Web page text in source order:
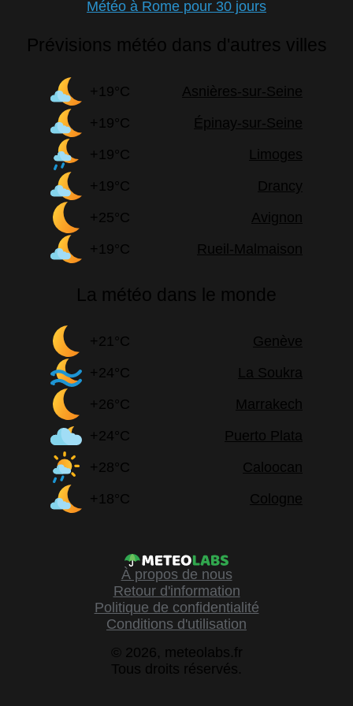
Météo à Rome pour 30 jours
Prévisions météo dans d'autres villes
+19°C
Asnières-sur-Seine
+19°C
Épinay-sur-Seine
+19°C
Limoges
+19°C
Drancy
+25°C
Avignon
+19°C
Rueil-Malmaison
La météo dans le monde
+21°C
Genève
+24°C
La Soukra
+26°C
Marrakech
+24°C
Puerto Plata
+28°C
Caloocan
+18°C
Cologne
À propos de nous
Retour d'information
Politique de confidentialité
Conditions d'utilisation
© 2026, meteolabs.fr
Tous droits réservés.